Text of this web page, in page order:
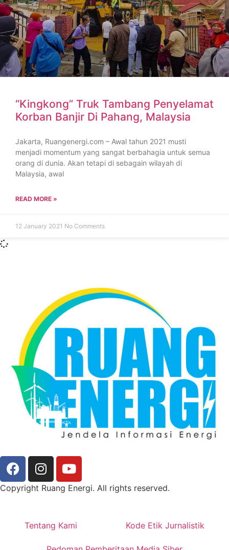
“Kingkong” Truk Tambang Penyelamat
Korban Banjir Di Pahang, Malaysia
Jakarta, Ruangenergi.com – Awal tahun 2021 musti
menjadi momentum yang sangat berbahagia untuk semua
orang di dunia. Akan tetapi di sebagain wilayah di
Malaysia, awal
READ MORE »
12 January 2021 No Comments
Copyright Ruang Energi. All rights reserved.
Tentang Kami Kode Etik Jurnalistik